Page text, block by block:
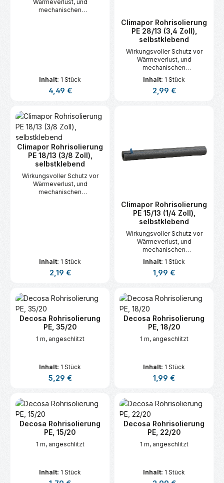
Wärmeverlust, und
mechanischen
Inhalt: 1 Stück
Regulärer Preis:
4,49 €
Climapor Rohrisolierung
PE 28/13 (3,4 Zoll),
selbstklebend
Wirkungsvoller Schutz vor
Wärmeverlust, und
mechanischen
Beschädigungen, zur
effektiven
Geräuschdämmung von
Inhalt: 1 Stück
Regulärer Preis:
2,99 €
Climapor Rohrisolierung
PE 18/13 (3/8 Zoll),
selbstklebend
Wirkungsvoller Schutz vor
Wärmeverlust, und
mechanischen
Inhalt: 1 Stück
Regulärer Preis:
2,19 €
Climapor Rohrisolierung
PE 15/13 (1/4 Zoll),
selbstklebend
Wirkungsvoller Schutz vor
Wärmeverlust, und
mechanischen
Beschädigungen, zur
effektiven
Geräuschdämmung von
Trinkwasserleitungen.
Inhalt: 1 Stück
Regulärer Preis:
1,99 €
Decosa Rohrisolierung
PE, 35/20
1 m, angeschlitzt
Inhalt: 1 Stück
Regulärer Preis:
5,29 €
Decosa Rohrisolierung
PE, 18/20
1 m, angeschlitzt
Inhalt: 1 Stück
Regulärer Preis:
1,99 €
Decosa Rohrisolierung
PE, 15/20
1 m, angeschlitzt
Inhalt: 1 Stück
Decosa Rohrisolierung
PE, 22/20
1 m, angeschlitzt
Inhalt: 1 Stück